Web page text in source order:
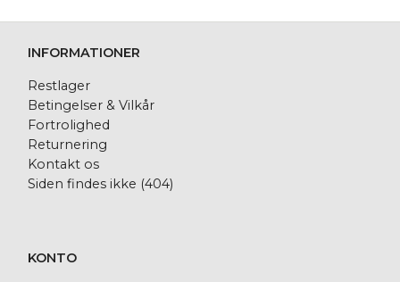
INFORMATIONER
Restlager
Betingelser & Vilkår
Fortrolighed
Returnering
Kontakt os
Siden findes ikke (404)
KONTO